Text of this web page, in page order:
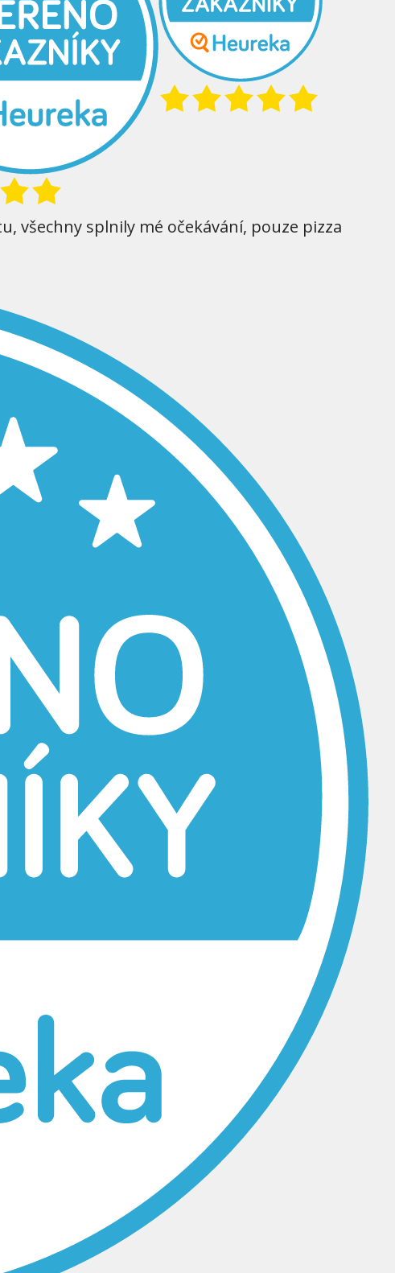
všechny splnily mé očekávání, pouze pizza